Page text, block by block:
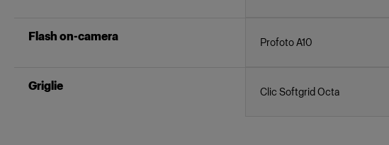
Flash on-camera Profoto A10
Griglie Clic Softgrid Octa